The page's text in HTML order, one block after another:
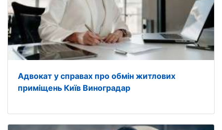
Адвокат у справах про обмін житлових
приміщень Київ Виноградар